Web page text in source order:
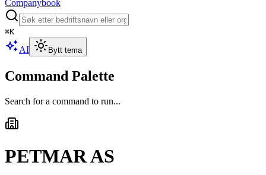
Companybook
⌘K
AI Bytt tema
Command Palette
Search for a command to run...
PETMAR AS